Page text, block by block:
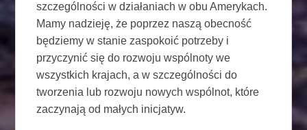
szczególności w działaniach w obu Amerykach.
Mamy nadzieję, że poprzez naszą obecność
będziemy w stanie zaspokoić potrzeby i
przyczynić się do rozwoju wspólnoty we
wszystkich krajach, a w szczególności do
tworzenia lub rozwoju nowych wspólnot, które
zaczynają od małych inicjatyw.